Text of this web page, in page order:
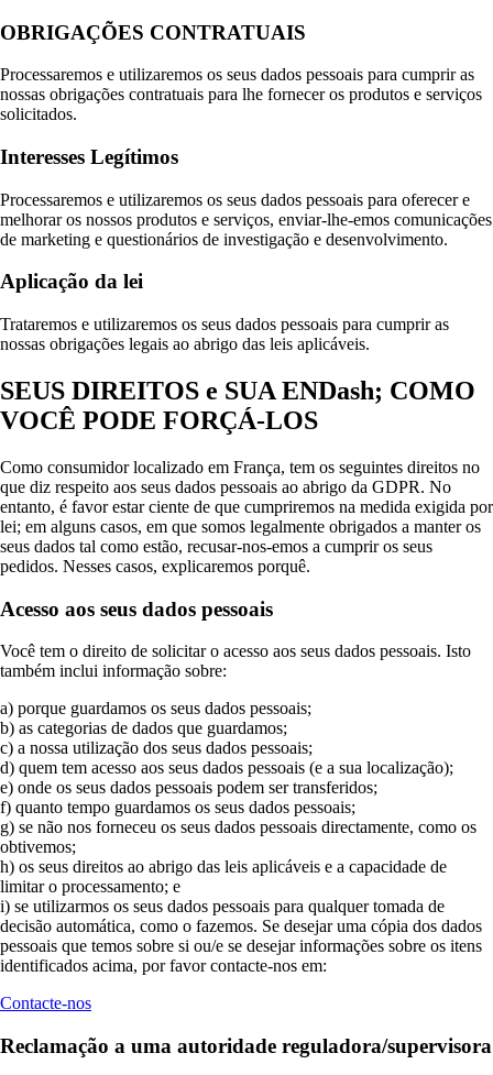
OBRIGAÇÕES CONTRATUAIS
Processaremos e utilizaremos os seus dados pessoais para cumprir as
nossas obrigações contratuais para lhe fornecer os produtos e serviços
solicitados.
Interesses Legítimos
Processaremos e utilizaremos os seus dados pessoais para oferecer e
melhorar os nossos produtos e serviços, enviar-lhe-emos comunicações
de marketing e questionários de investigação e desenvolvimento.
Aplicação da lei
Trataremos e utilizaremos os seus dados pessoais para cumprir as
nossas obrigações legais ao abrigo das leis aplicáveis.
SEUS DIREITOS e SUA ENDash; COMO
VOCÊ PODE FORÇÁ-LOS
Como consumidor localizado em França, tem os seguintes direitos no
que diz respeito aos seus dados pessoais ao abrigo da GDPR. No
entanto, é favor estar ciente de que cumpriremos na medida exigida por
lei; em alguns casos, em que somos legalmente obrigados a manter os
seus dados tal como estão, recusar-nos-emos a cumprir os seus
pedidos. Nesses casos, explicaremos porquê.
Acesso aos seus dados pessoais
Você tem o direito de solicitar o acesso aos seus dados pessoais. Isto
também inclui informação sobre:
a) porque guardamos os seus dados pessoais;
b) as categorias de dados que guardamos;
c) a nossa utilização dos seus dados pessoais;
d) quem tem acesso aos seus dados pessoais (e a sua localização);
e) onde os seus dados pessoais podem ser transferidos;
f) quanto tempo guardamos os seus dados pessoais;
g) se não nos forneceu os seus dados pessoais directamente, como os
obtivemos;
h) os seus direitos ao abrigo das leis aplicáveis e a capacidade de
limitar o processamento; e
i) se utilizarmos os seus dados pessoais para qualquer tomada de
decisão automática, como o fazemos. Se desejar uma cópia dos dados
pessoais que temos sobre si ou/e se desejar informações sobre os itens
identificados acima, por favor contacte-nos em:
Contacte-nos
Reclamação a uma autoridade reguladora/supervisora